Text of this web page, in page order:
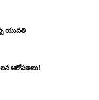
యువతి
ఆరోపణలు!